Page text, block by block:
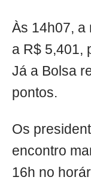
Às 14h07, a
a R$ 5,401,
Já a Bolsa
pontos.
Os
encontro
16h no